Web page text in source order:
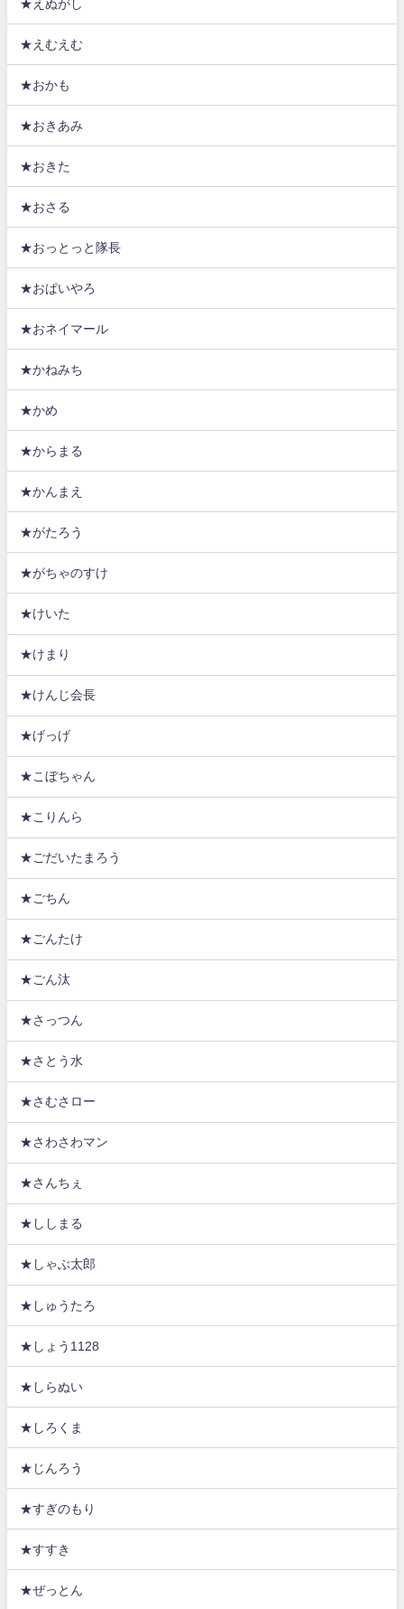
★えぬがし
★えむえむ
★おかも
★おきあみ
★おきた
★おさる
★おっとっと隊長
★おぱいやろ
★おネイマール
★かねみち
★かめ
★からまる
★かんまえ
★がたろう
★がちゃのすけ
★けいた
★けまり
★けんじ会長
★げっげ
★こぼちゃん
★こりんら
★ごだいたまろう
★ごちん
★ごんたけ
★ごん汰
★さっつん
★さとう水
★さむさロー
★さわさわマン
★さんちぇ
★ししまる
★しゃぶ太郎
★しゅうたろ
★しょう1128
★しらぬい
★しろくま
★じんろう
★すぎのもり
★すすき
★ぜっとん